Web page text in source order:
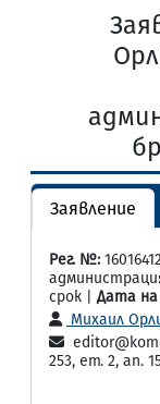
Заявление
Рег. №:
срок | Дата на
Михаил
253, ет. 2, ап.